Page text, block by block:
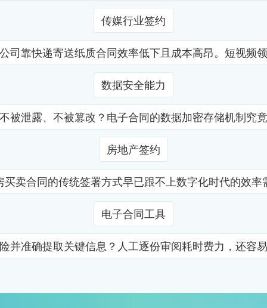
传媒行业签约
司靠快递寄送纸质合同效率低下且成本高昂。短视频
数据安全能力
被泄露、不被篡改？电子合同的数据加密存储机制究
房地产签约
卖合同的传统签署方式早已跟不上数字化时代的效
电子合同工具
并准确提取关键信息？人工逐份审阅耗时费力，还容